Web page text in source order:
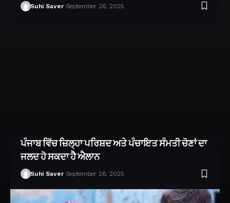
Suhi Saver September 26, 2025
ਪੰਜਾਬ ਵਿੱਚ ਜ਼ਿਲ੍ਹਾ ਪਰਿਸ਼ਦ ਅਤੇ ਪੰਚਾਇਤ ਸੰਮਤੀ ਚੋਣਾਂ ਦਾ
ਜਲਦ ਹੋ ਸਕਦਾ ਹੈ ਐਲਾਨ
Suhi Saver September 26, 2025